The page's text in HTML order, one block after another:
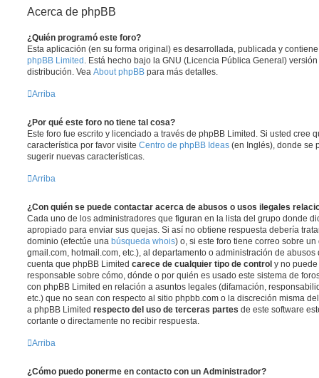
Acerca de phpBB
¿Quién programó este foro?
Esta aplicación (en su forma original) es desarrollada, publicada y
phpBB Limited . Está hecho bajo la GNU (Licencia Pública General)
distribución. Vea About phpBB para más detalles.
Arriba
¿Por qué este foro no tiene tal cosa?
Este foro fue escrito y licenciado a través de phpBB Limited. Si usted cree
característica por favor visite Centro de phpBB Ideas (en Inglés), donde se
sugerir nuevas características.
Arriba
¿Con quién se puede contactar acerca de abusos o usos ilegales
Cada uno de los administradores que figuran en la lista del grupo donde
apropiado para enviar sus quejas. Si así no obtiene respuesta debería
dominio (efectúe una búsqueda whois) o, si este foro tiene correo sobre
gmail.com, hotmail.com, etc.), al departamento o administración de
cuenta que phpBB Limited carece de cualquier tipo de control y no
responsable sobre cómo, dónde o por quién es usado este sistema de
con phpBB Limited en relación a asuntos legales (difamación,
etc.) que no sean con respecto al sitio phpbb.com o la discreción misma
a phpBB Limited respecto del uso de terceras partes de este software
cortante o directamente no recibir respuesta.
Arriba
¿Cómo puedo ponerme en contacto con un Administrador?